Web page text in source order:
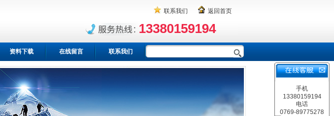
联系我们 返回首页
13380159194
资料下载 在线留言 联系我们
手机
13380159194
电话
0769-89775278